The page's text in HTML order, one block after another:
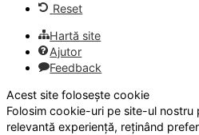
Reset
Hartă site
Ajutor
Feedback
Acest site folosește cookie
Folosim cookie-uri pe site-ul nostru
relevantă experiență, reținând